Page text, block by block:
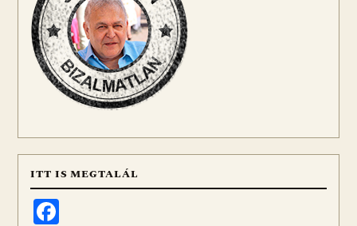
ITT IS MEGTALÁL